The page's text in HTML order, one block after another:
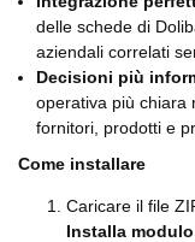
delle schede di
aziendali correlati
Decisioni più
operativa più chiara
fornitori, prodotti e
Come installare
Caricare il file
Installa